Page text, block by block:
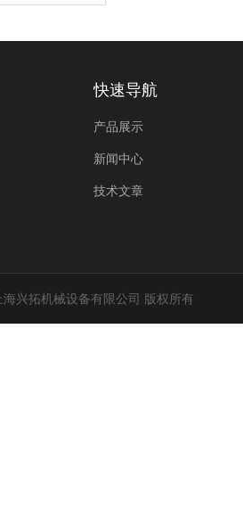
快速导航
产品展示
新闻中心
技术文章
兴拓机械设备有限公司 版权所有